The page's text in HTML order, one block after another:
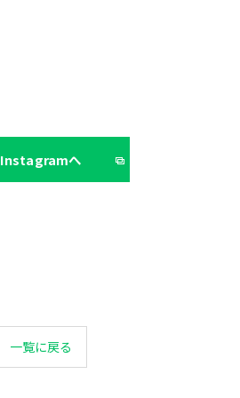
Instagramへ
一覧に戻る